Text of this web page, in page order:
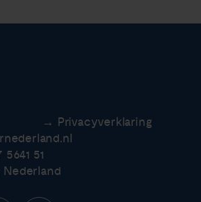
Privacyverklaring
5641 51
Nederland